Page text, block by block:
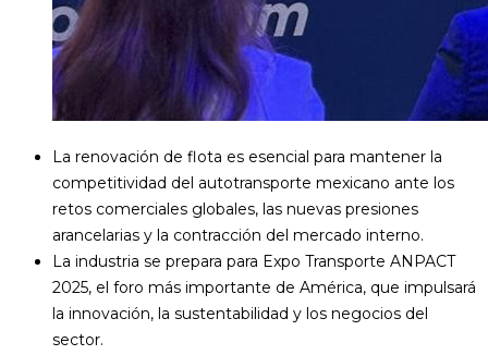
La renovación de flota es esencial para mantener la
competitividad del autotransporte mexicano ante los
retos comerciales globales, las nuevas presiones
arancelarias y la contracción del mercado interno.
La industria se prepara para Expo Transporte ANPACT
2025, el foro más importante de América, que impulsará
la innovación, la sustentabilidad y los negocios del
sector.